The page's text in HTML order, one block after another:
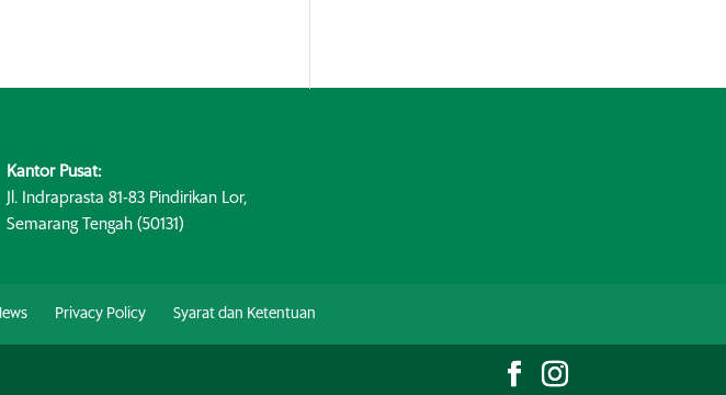
Kantor Pusat:
Jl. Indraprasta 81-83 Pindirikan Lor,
Semarang Tengah (50131)
Privacy Policy Syarat dan Ketentuan